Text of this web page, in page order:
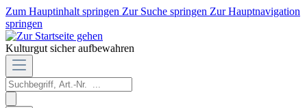
Zum Hauptinhalt springen Zur Suche springen Zur Hauptnavigation
springen
Kulturgut sicher aufbewahren